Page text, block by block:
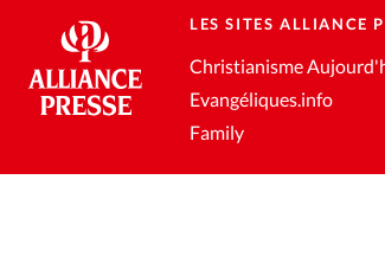
LES SITES ALLIANCE
Christianisme
Evangéliques.info
Family